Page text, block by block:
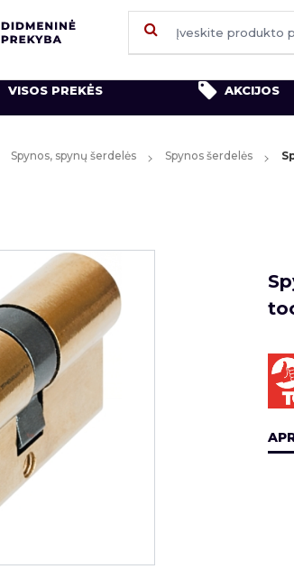
VISOS PREKĖS AKCIJOS
Spynos, spynų šerdelės Spynos šerdelės